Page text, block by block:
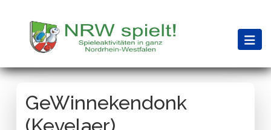
GeWinnekendonk
(Kevelaer)